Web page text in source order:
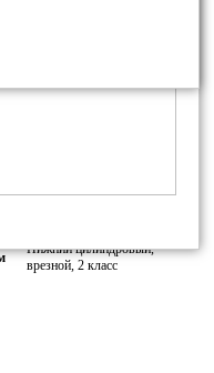
для
и соответсвует
плату Вы можете
каталогов.
врезной, 2 класс
Нижний цилиндровый,
врезной, 2 класс